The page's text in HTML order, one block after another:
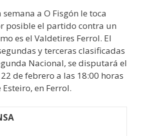
a O Fisgón le toca
posible el partido contra un
es el Valdetires Ferrol. El
y terceras clasificadas
Nacional, se disputará el
de febrero a las 18:00 horas
en Ferrol.